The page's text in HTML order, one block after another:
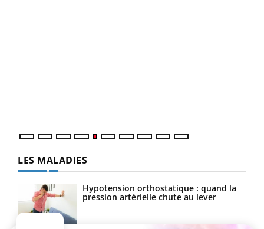
LES MALADIES
Hypotension orthostatique : quand la
pression artérielle chute au lever